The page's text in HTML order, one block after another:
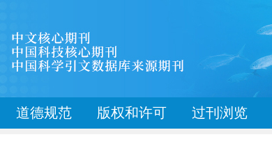
道德规范 版权和许可 过刊浏览